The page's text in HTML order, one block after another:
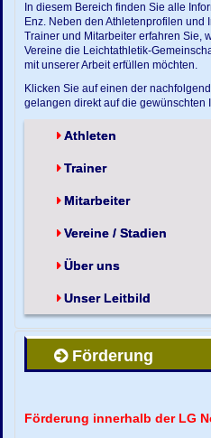
In diesem Bereich finden Sie alle
Enz. Neben den Athletenprofilen und
Trainer und Mitarbeiter erfahren Sie,
Vereine die Leichtathletik-
mit unserer Arbeit erfüllen möchten.
Klicken Sie auf einen der
gelangen direkt auf die gewünschten
Athleten
Trainer
Mitarbeiter
Vereine / Stadien
Über uns
Unser Leitbild
Förderung
Förderung innerhalb der LG